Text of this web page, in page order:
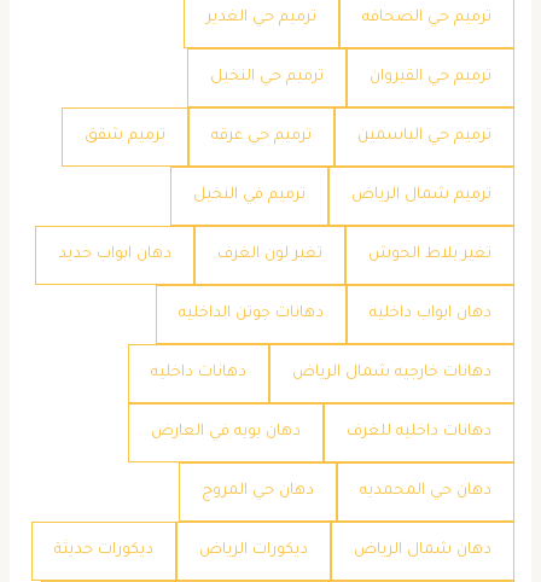
ترميم حي الصحافه ترميم حي الغدير
ترميم حي القيروان ترميم حي النخيل
ترميم حي الياسمين ترميم حي عرقه ترميم شقق
ترميم شمال الرياض ترميم في النخيل
تغير بلاط الحوش تغير لون الغرف دهان ابواب حديد
دهان ابواب داخليه دهانات جوتن الداخليه
دهانات خارجيه شمال الرياض دهانات داخليه
دهانات داخليه للغرف دهان بويه في العارض
دهان حي المحمديه دهان حي المروج
دهان شمال الرياض ديكورات الرياض ديكورات حديثة